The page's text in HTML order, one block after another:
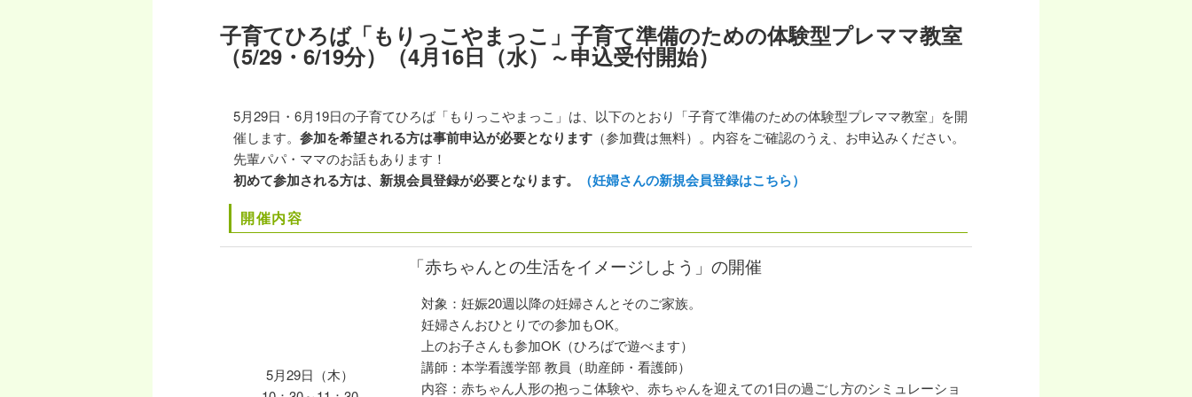
ナ
ビ
子育てひろば「もりっこやまっこ」子育て準備のための体験型プレママ教室
（5/29・6/19分）（4月16日（水）～申込受付開始）
5月29日・6月19日の子育てひろば「もりっこやまっこ」は、以下のとおり「子育て準備のための体験型プレママ教室」を開
催します。 参加を希望される方は事前申込が必要となります （参加費は無料）。内容をご確認のうえ、お申込みください。
先輩パパ・ママのお話もあります！
初めて参加される方は、新規会員登録が必要となります。 （妊婦さんの新規会員登録はこちら）
開催内容
5月29日（木）
「赤ちゃんとの生活をイメージしよう 」の開催
対象：妊娠20週以降の妊婦さんとそのご家族。
妊婦さんおひとりでの参加もOK。
上のお子さんも参加OK（ひろばで遊べます）
講師：本学看護学部 教員（助産師・看護師）
内容：赤ちゃん人形の抱っこ体験や、赤ちゃんを迎えての1日の過ごし方のシミュレーショ